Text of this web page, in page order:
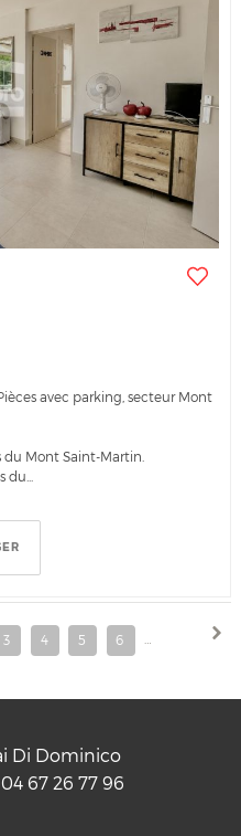
avec parking, secteur Mont
du Mont Saint-Martin.
du...
3 4 5 6
Di Dominico
04 67 26 77 96